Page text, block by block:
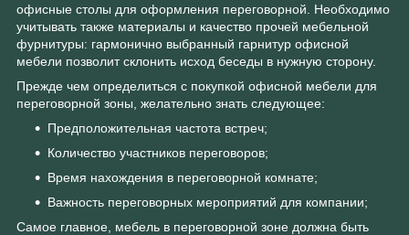
офисные столы для оформления переговорной. Необходимо
учитывать также материалы и качество прочей мебельной
фурнитуры: гармонично выбранный гарнитур офисной
мебели позволит склонить исход беседы в нужную сторону.
Прежде чем определиться с покупкой офисной мебели для
переговорной зоны, желательно знать следующее:
Предположительная частота встреч;
Количество участников переговоров;
Время нахождения в переговорной комнате;
Важность переговорных мероприятий для компании;
Самое главное, мебель в переговорной зоне должна быть